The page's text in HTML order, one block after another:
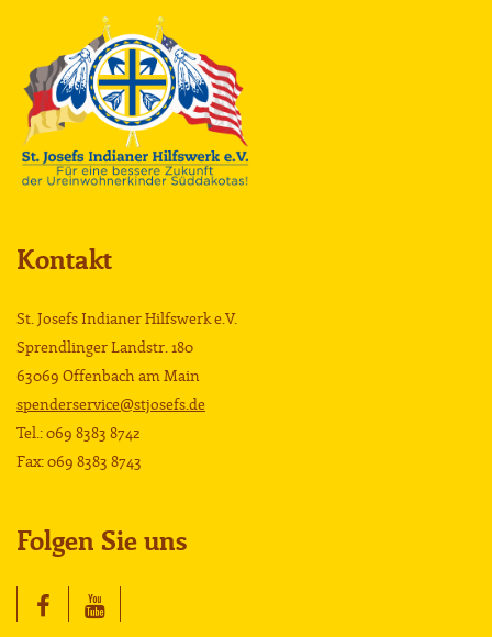
Kontakt
St. Josefs Indianer Hilfswerk e.V.
Sprendlinger Landstr. 180
63069 Offenbach am Main
spenderservice@stjosefs.de
Tel.: 069 8383 8742
Fax: 069 8383 8743
Folgen Sie uns